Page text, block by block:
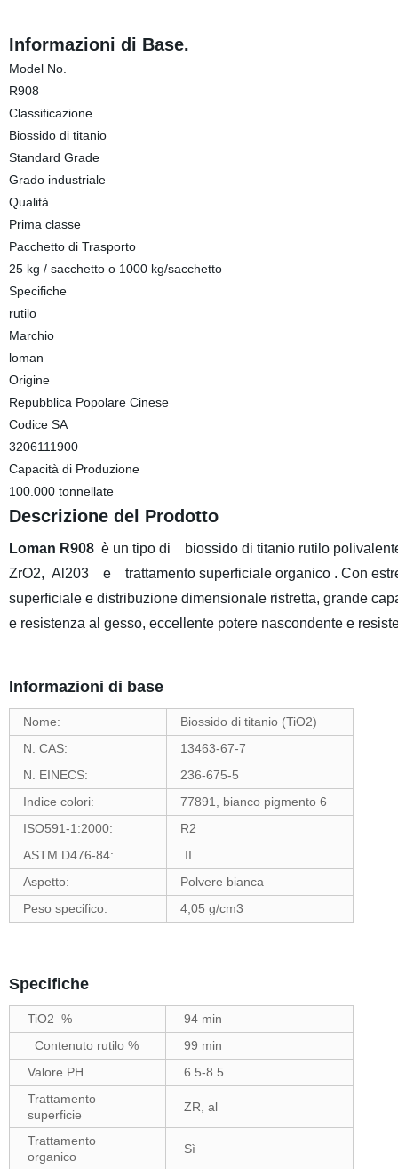
Informazioni di Base.
Model No.
R908
Classificazione
Biossido di titanio
Standard Grade
Grado industriale
Qualità
Prima classe
Pacchetto di Trasporto
25 kg / sacchetto o 1000 kg/sacchetto
Specifiche
rutilo
Marchio
loman
Origine
Repubblica Popolare Cinese
Codice SA
3206111900
Capacità di Produzione
100.000 tonnellate
Descrizione del Prodotto
Loman R908 è un tipo di biossido di titanio rutilo
ZrO2, Al203 e trattamento superficiale organico . Con
superficiale e distribuzione dimensionale ristretta, grande
e resistenza al gesso, eccellente potere nascondente e
Informazioni di base
Nome:
Biossido di titanio (TiO2)
N. CAS:
13463-67-7
N. EINECS:
236-675-5
Indice colori:
77891, bianco pigmento 6
ISO591-1:2000:
R2
ASTM D476-84:
II
Aspetto:
Polvere bianca
Peso specifico:
4,05 g/cm3
Specifiche
TiO2 %
94 min
Contenuto rutilo %
99 min
Valore PH
6.5-8.5
Trattamento
superficie
ZR, al
Trattamento
organico
Sì